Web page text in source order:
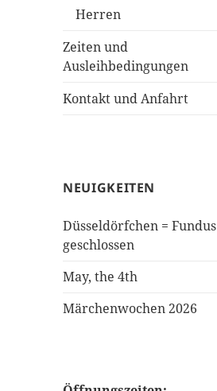
Herren
Zeiten und
Ausleihbedingungen
Kontakt und Anfahrt
NEUIGKEITEN
Düsseldörfchen = Fundus
geschlossen
May, the 4th
Märchenwochen 2026